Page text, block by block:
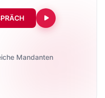
Mandanten